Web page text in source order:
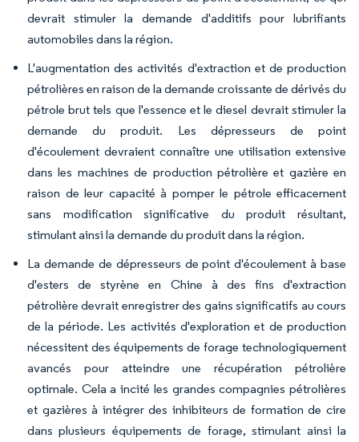
devrait stimuler la demande d'additifs pour lubrifiants
automobiles dans la région.
L'augmentation des activités d'extraction et de production
pétrolières en raison de la demande croissante de dérivés du
pétrole brut tels que l'essence et le diesel devrait stimuler la
demande du produit. Les dépresseurs de point
d'écoulement devraient connaître une utilisation extensive
dans les machines de production pétrolière et gazière en
raison de leur capacité à pomper le pétrole efficacement
sans modification significative du produit résultant,
stimulant ainsi la demande du produit dans la région.
La demande de dépresseurs de point d'écoulement à base
d'esters de styrène en Chine à des fins d'extraction
pétrolière devrait enregistrer des gains significatifs au cours
de la période. Les activités d'exploration et de production
nécessitent des équipements de forage technologiquement
avancés pour atteindre une récupération pétrolière
optimale. Cela a incité les grandes compagnies pétrolières
et gazières à intégrer des inhibiteurs de formation de cire
dans plusieurs équipements de forage, stimulant ainsi la